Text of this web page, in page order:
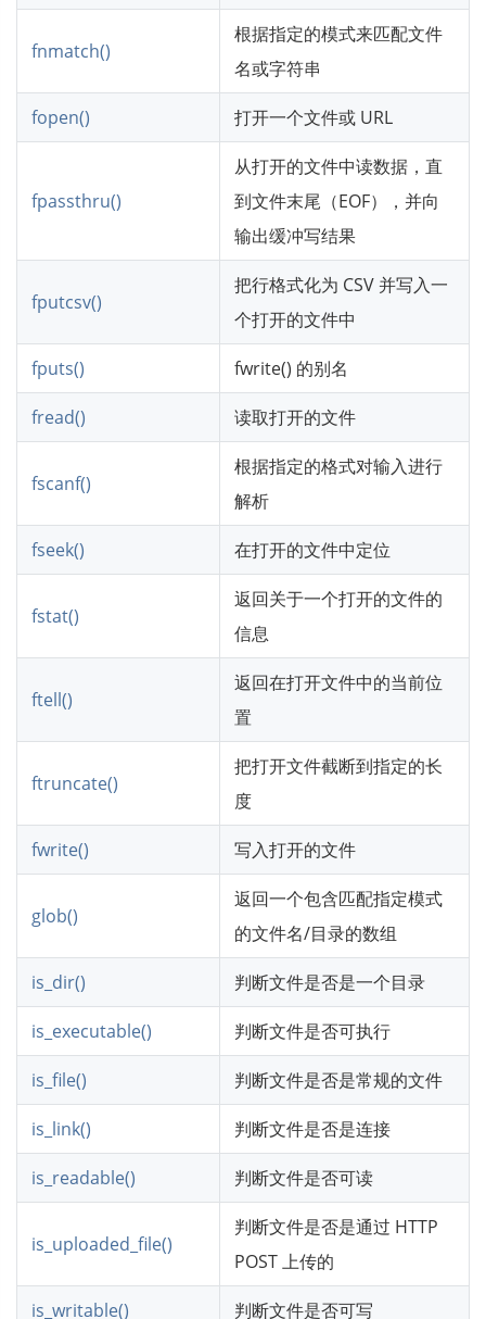
fnmatch()
根据指定的模式来匹配文件
名或字符串
fopen() 打开一个文件或 URL
fpassthru()
从打开的文件中读数据，直
到文件末尾（EOF），并向
输出缓冲写结果
fputcsv()
把行格式化为 CSV 并写入一
个打开的文件中
fputs() fwrite() 的别名
fread() 读取打开的文件
fscanf()
根据指定的格式对输入进行
解析
fseek() 在打开的文件中定位
fstat()
返回关于一个打开的文件的
信息
ftell()
返回在打开文件中的当前位
置
ftruncate()
把打开文件截断到指定的长
度
fwrite() 写入打开的文件
glob()
返回一个包含匹配指定模式
的文件名/目录的数组
is_dir() 判断文件是否是一个目录
is_executable() 判断文件是否可执行
is_file() 判断文件是否是常规的文件
is_link() 判断文件是否是连接
is_readable() 判断文件是否可读
is_uploaded_file()
判断文件是否是通过 HTTP
POST 上传的
is_writable() 判断文件是否可写